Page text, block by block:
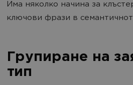
Има няколко начина за
ключови фрази в
Групиране на
тип